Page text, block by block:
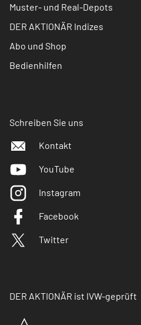
Muster- und Real-Depots
DER AKTIONÄR Indizes
Abo und Shop
Bedienhilfen
Schreiben Sie uns
Kontakt
YouTube
Instagram
Facebook
Twitter
DER AKTIONÄR ist IVW-geprüft